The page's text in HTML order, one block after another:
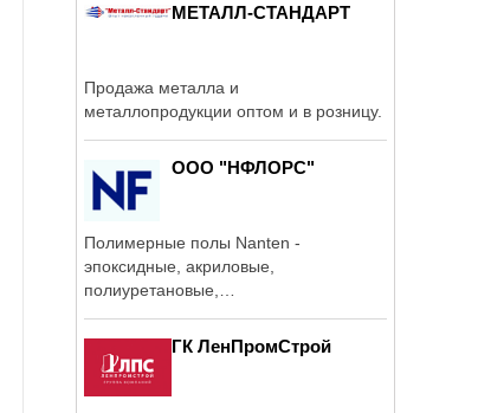
МЕТАЛЛ-СТАНДАРТ
Продажа металла и
металлопродукции оптом и в розницу.
ООО "НФЛОРС"
Полимерные полы Nanten -
эпоксидные, акриловые,
полиуретановые,
грунтовки. ГК ЛенПромСтрой